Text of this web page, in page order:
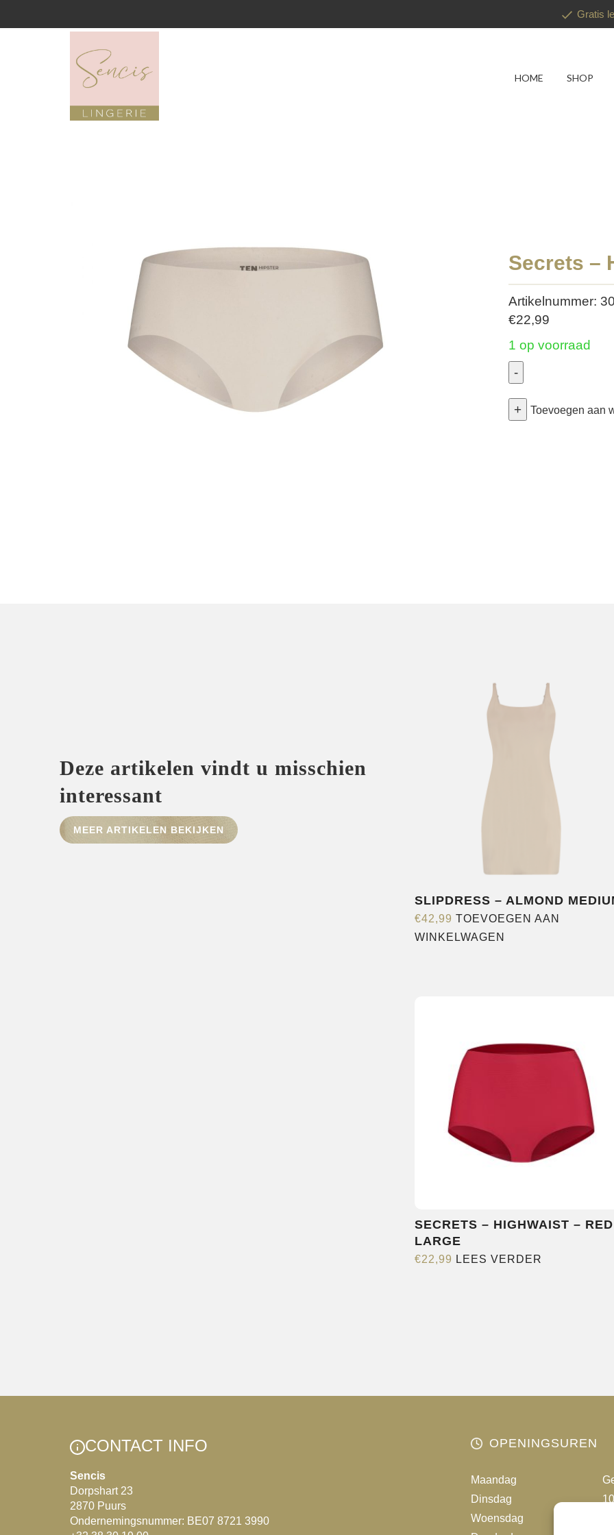
Gratis
HOME SHOP
Secrets –
Artikelnummer:
€22,99
1 op voorraad
-
+ Toevoegen aan
Deze artikelen vindt u misschien
interessant
MEER ARTIKELEN BEKIJKEN
SLIPDRESS – ALMOND
€42,99 TOEVOEGEN AAN
WINKELWAGEN
SECRETS – HIGHWAIST – RED
LARGE
€22,99 LEES VERDER
CONTACT INFO
Sencis
Dorpshart 23
2870 Puurs
Ondernemingsnummer: BE07 8721 3990
OPENINGSUREN
Maandag
Dinsdag
Woensdag